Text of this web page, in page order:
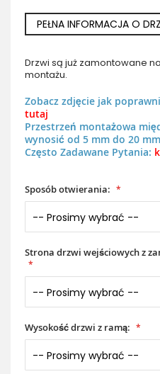
PEŁNA INFORMACJA O
Drzwi są już zamontowane
montażu.
Zobacz zdjęcie jak
tutaj
Przestrzeń montażowa
wynosić od 5 mm do 20
Często Zadawane Pytania:
Sposób otwierania:
Strona drzwi wejściowych z
Wysokość drzwi z ramą: